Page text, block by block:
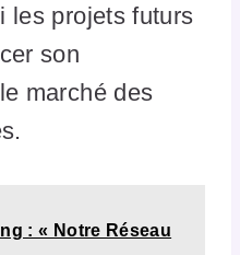
les projets futurs
son
marché des
: « Notre Réseau